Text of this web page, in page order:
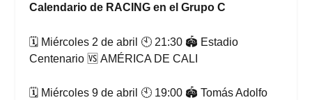
Calendario de RACING en el Grupo C
🗓 Miércoles 2 de abril 🕙 21:30 🏟 Estadio
Centenario 🆚 AMÉRICA DE CALI
🗓 Miércoles 9 de abril 🕙 19:00 🏟 Tomás Adolfo